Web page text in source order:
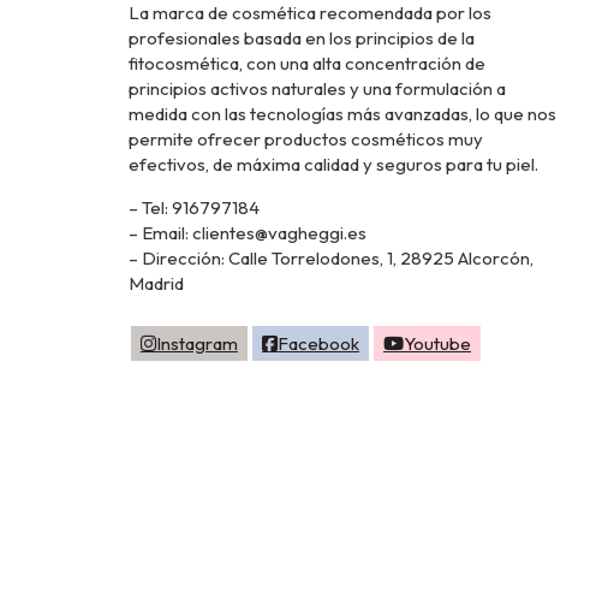
La marca de cosmética recomendada por los
profesionales basada en los principios de la
fitocosmética, con una alta concentración de
principios activos naturales y una formulación a
medida con las tecnologías más avanzadas, lo que nos
permite ofrecer productos cosméticos muy
efectivos, de máxima calidad y seguros para tu piel.
– Tel: 916797184
– Email: clientes@vagheggi.es
– Dirección: Calle Torrelodones, 1, 28925 Alcorcón,
Madrid
Instagram Facebook Youtube